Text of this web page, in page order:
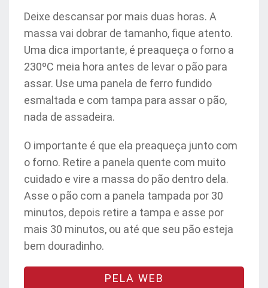
Deixe descansar por mais duas horas. A
massa vai dobrar de tamanho, fique atento.
Uma dica importante, é preaqueça o forno a
230ºC meia hora antes de levar o pão para
assar. Use uma panela de ferro fundido
esmaltada e com tampa para assar o pão,
nada de assadeira.
O importante é que ela preaqueça junto com
o forno. Retire a panela quente com muito
cuidado e vire a massa do pão dentro dela.
Asse o pão com a panela tampada por 30
minutos, depois retire a tampa e asse por
mais 30 minutos, ou até que seu pão esteja
bem douradinho.
PELA WEB